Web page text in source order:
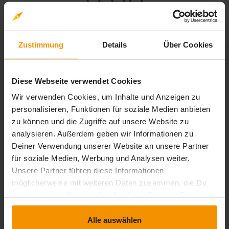
Zustimmung Details Über Cookies
Diese Webseite verwendet Cookies
Wir verwenden Cookies, um Inhalte und Anzeigen zu
personalisieren, Funktionen für soziale Medien anbieten
zu können und die Zugriffe auf unsere Website zu
analysieren. Außerdem geben wir Informationen zu
Deiner Verwendung unserer Website an unsere Partner
für soziale Medien, Werbung und Analysen weiter.
Unsere Partner führen diese Informationen
möglicherweise mit weiteren Daten zusammen, die Du
Nutzung der Dienste gesammelt haben.
Alle auswählen
Bewertungen
3stars: 0
Bewertungen
stars: Bewertungen
1stars: 0
Bewertungen
Rezensionen